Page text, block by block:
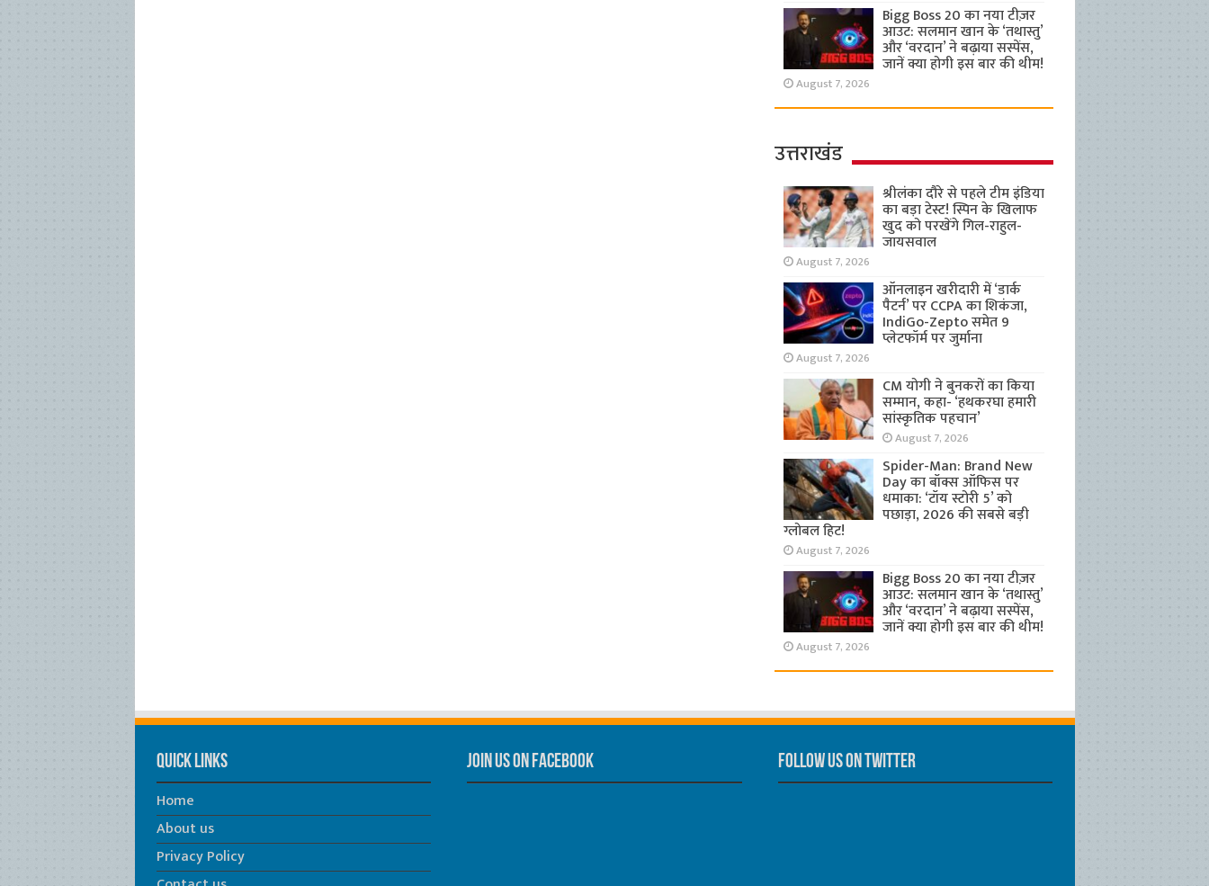
Bigg Boss 20 का नया टीज़र
आउट: सलमान खान के ‘तथास्तु’
और ‘वरदान’ ने बढ़ाया सस्पेंस,
जानें क्या होगी इस बार की थीम!
August 7, 2026
उत्तराखंड
श्रीलंका दौरे से पहले टीम इंडिया
का बड़ा टेस्ट! स्पिन के खिलाफ
खुद को परखेंगे गिल-राहुल-
जायसवाल
August 7, 2026
ऑनलाइन खरीदारी में ‘डार्क
पैटर्न’ पर CCPA का शिकंजा,
IndiGo-Zepto समेत 9
प्लेटफॉर्म पर जुर्माना
August 7, 2026
CM योगी ने बुनकरों का किया
सम्मान, कहा- ‘हथकरघा हमारी
सांस्कृतिक पहचान’
August 7, 2026
Spider-Man: Brand New
Day का बॉक्स ऑफिस पर
धमाका: ‘टॉय स्टोरी 5’ को
पछाड़ा, 2026 की सबसे बड़ी
ग्लोबल हिट!
August 7, 2026
Bigg Boss 20 का नया टीज़र
आउट: सलमान खान के ‘तथास्तु’
और ‘वरदान’ ने बढ़ाया सस्पेंस,
जानें क्या होगी इस बार की थीम!
August 7, 2026
Quick Links
Home
About us
Privacy Policy
Join us on Facebook Follow us on Twitter